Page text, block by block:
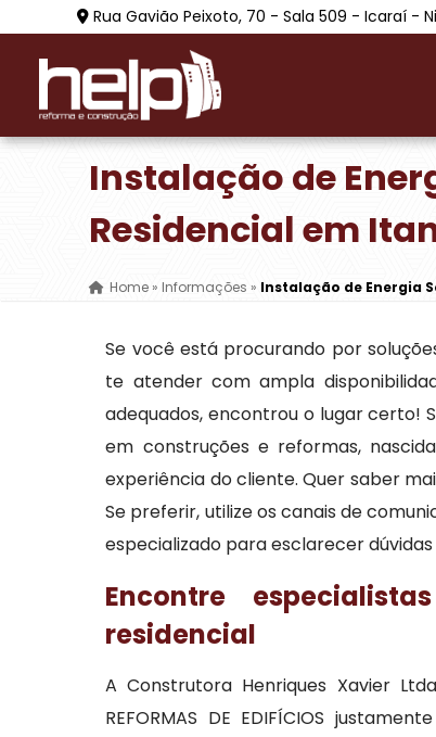
Rua Gavião Peixoto, 70 - Sala 509 - Icaraí -
Instalação de
Residencial em
Home »Informações » Instalação de Energia
Se você está procurando por
te atender com ampla
adequados, encontrou o lugar certo!
em construções e reformas,
experiência do cliente. Quer saber
Se preferir, utilize os canais de
especializado para esclarecer
Encontre
residencial
A Construtora Henriques Xavier
REFORMAS DE EDIFÍCIOS